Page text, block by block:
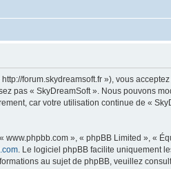
forum.skydreamsoft.fr »), vous
pas « SkyDreamSoft ». Nous pouvons
car votre utilisation continue de «
», « phpBB Limited », «
. Le logiciel phpBB facilite uniquement
au sujet de phpBB, veuillez